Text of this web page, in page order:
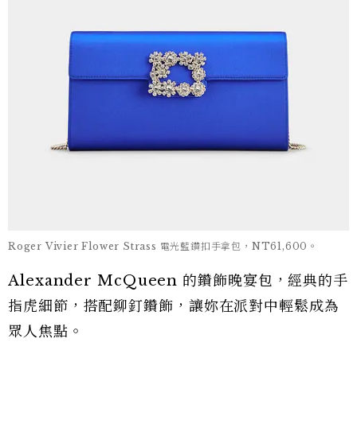
Roger Vivier Flower Strass 電光藍鑽扣手拿包，NT61,600。
Alexander McQueen 的鑽飾晚宴包，經典的手
指虎細節，搭配鉚釘鑽飾，讓妳在派對中輕鬆成為
眾人焦點。